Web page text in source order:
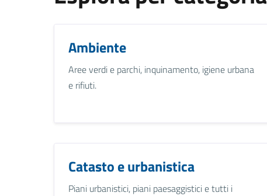
Ambiente
Aree verdi e parchi, inquinamento, igiene urbana
e rifiuti.
Catasto e urbanistica
Piani urbanistici, piani paesaggistici e tutti i